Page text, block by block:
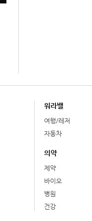
워라밸
여행/레저
자동차
의약
제약
바이오
병원
건강